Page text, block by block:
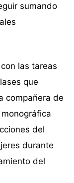
sumando
las tareas
que
compañera de
del
durante
del